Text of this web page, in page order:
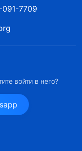
7709
войти в него?